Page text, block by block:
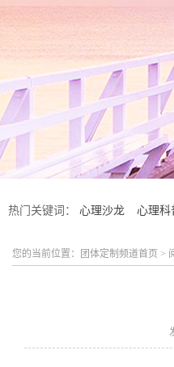
热门关键词： 心理沙龙 心理科
您的当前位置： 团体定制频道首页 >